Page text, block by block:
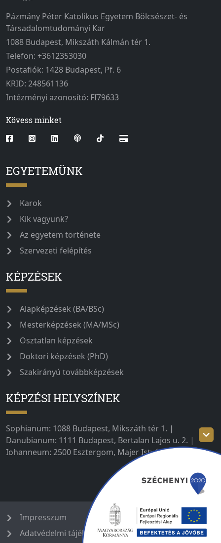
Pázmány Péter Katolikus Egyetem Bölcsészet- és
Társadalomtudományi Kar
1088 Budapest, Mikszáth Kálmán tér 1.
Telefon: +3612353030
Postafiók: 1428 Budapest, Pf. 6
KRID: 248561136
Intézményi azonosító: FI79633
Kövess minket
EGYETEMÜNK
Karok
Kik vagyunk?
Az egyetem története
Szervezeti felépítés
KÉPZÉSEK
Alapképzések (BA/BSc)
Mesterképzések (MA/MSc)
Osztatlan képzések
Doktori képzések (PhD)
Szakirányú továbbképzések
KÉPZÉSI HELYSZÍNEK
Sophianum: 1088 Budapest, Mikszáth tér 1. |
Danubianum: 1111 Budapest, Bertalan Lajos u. 2. |
Iohanneum: 2500 Esztergom, Majer István út 1–3.
Impresszum
Adatvédelmi tájékoztató